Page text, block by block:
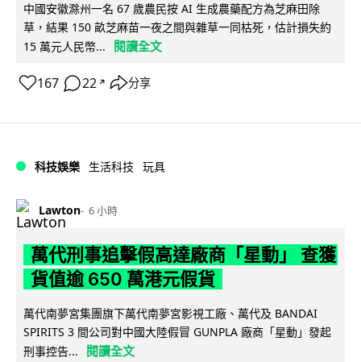
中國安徽滁州一名 67 歲農民按 AI 生成農藥配方為芝麻田除
草，結果 150 畝芝麻苗一夜之間與雜草一同枯死，估計損失約
15 萬元人民幣...
閱讀全文
167 22 ↗ 分享
科技娛樂 生活科技 玩具
Lawton 6 小時
萬代刑事追擊假高達廠商「星動」 查獲
貨值逾 650 萬港元假貨
萬代南夢宮集團旗下萬代南夢宮影視工廠、萬代及 BANDAI
SPIRITS 3 間公司對中國大陸假冒 GUNPLA 廠商「星動」發起
刑事控告...
閱讀全文